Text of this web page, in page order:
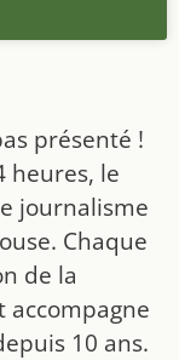
présenté !
heures, le
journalisme
Chaque
de la
10 ans.